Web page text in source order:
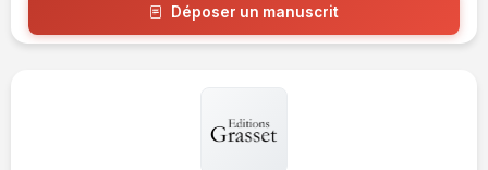
Déposer un manuscrit